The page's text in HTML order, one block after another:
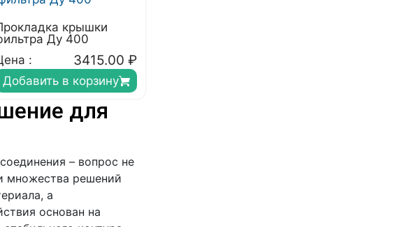
крышки
Ду 400
:
3415.00 ₽
Добавить в корзину
для
– вопрос не
множества решений
а
основан на